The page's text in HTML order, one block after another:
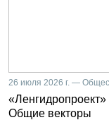
26 июля 2026 г. —
Общие векторы